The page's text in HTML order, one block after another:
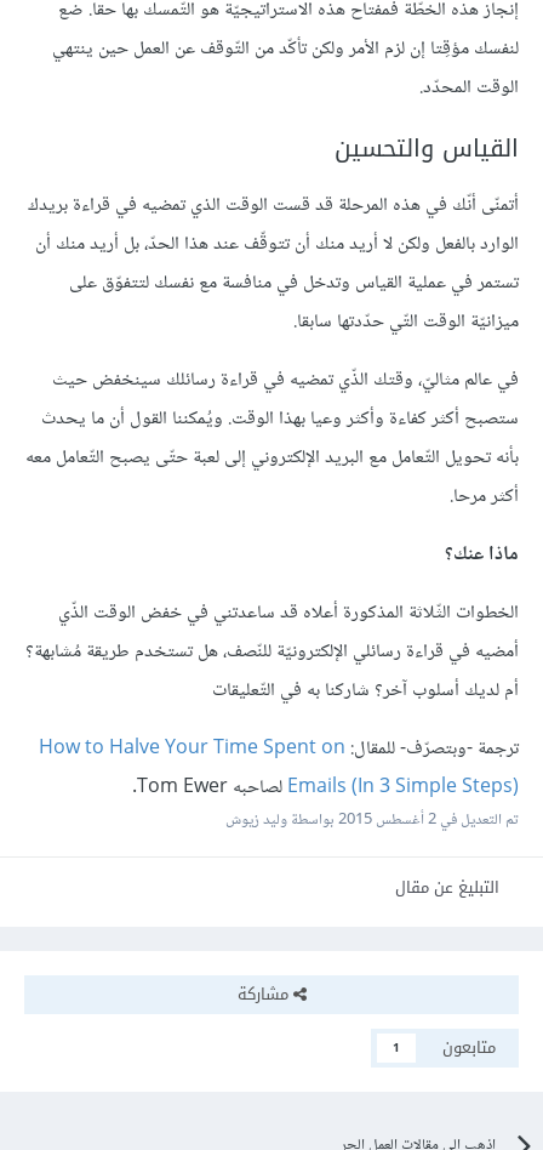
إنجاز هذه الخطّة فمفتاح هذه الاستراتيجيّة هو التّمسك بها حقا. ضع
لنفسك مؤقِتا إن لزم الأمر ولكن تأكّد من التّوقف عن العمل حين ينتهي
الوقت المحدّد.
القياس والتحسين
أتمنّى أنّك في هذه المرحلة قد قست الوقت الذي تمضيه في قراءة بريدك
الوارد بالفعل ولكن لا أريد منك أن تتوقّف عند هذا الحدّ، بل أريد منك أن
تستمر في عملية القياس وتدخل في منافسة مع نفسك لتتفوّق على
ميزانيّة الوقت التّي حدّدتها سابقا.
في عالم مثاليّ، وقتك الذّي تمضيه في قراءة رسائلك سينخفض حيث
ستصبح أكثر كفاءة وأكثر وعيا بهذا الوقت. ويُمكننا القول أن ما يحدث
بأنه تحويل التّعامل مع البريد الإلكتروني إلى لعبة حتّى يصبح التّعامل معه
أكثر مرحا.
ماذا عنك؟
الخطوات الثّلاثة المذكورة أعلاه قد ساعدتني في خفض الوقت الذّي
أمضيه في قراءة رسائلي الإلكترونيّة للنّصف، هل تستخدم طريقة مُشابهة؟
أم لديك أسلوب آخر؟ شاركنا به في التّعليقات
ترجمة -وبتصرّف- للمقال: How to Halve Your Time Spent on
Emails (In 3 Simple Steps)لصاحبه Tom Ewer.
تم التعديل في2 أغسطس 2015 بواسطة وليد زيوش
التبليغ عن مقال
مشاركة
متابعون
1